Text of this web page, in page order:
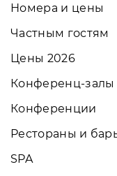
Номера и цены
Частным гостям
Цены 2026
Конференц-залы
Конференции
Рестораны и
SPA